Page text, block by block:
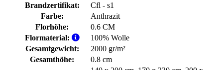
Brandzertifikat:
Cfl - s1
Farbe:
Anthrazit
Florhöhe:
0.6 CM
Flormaterial:
100% Wolle
Gesamtgewicht:
2000 gr/m²
Gesamthöhe:
0.8 cm